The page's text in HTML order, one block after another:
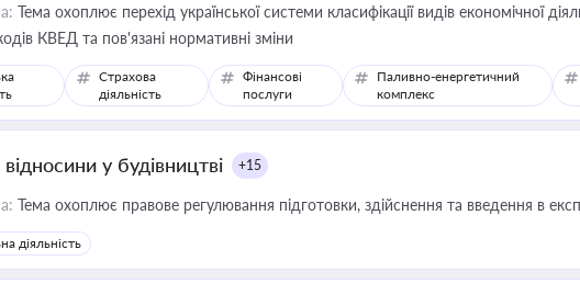
Тема охоплює перехід української системи класифікації видів економічної
КВЕД та пов'язані нормативні зміни
Страхова
діяльність
Фінансові
послуги
Паливно-енергетичний
комплекс
у будівництві +15
Тема охоплює правове регулювання підготовки, здійснення та введення в
діяльність